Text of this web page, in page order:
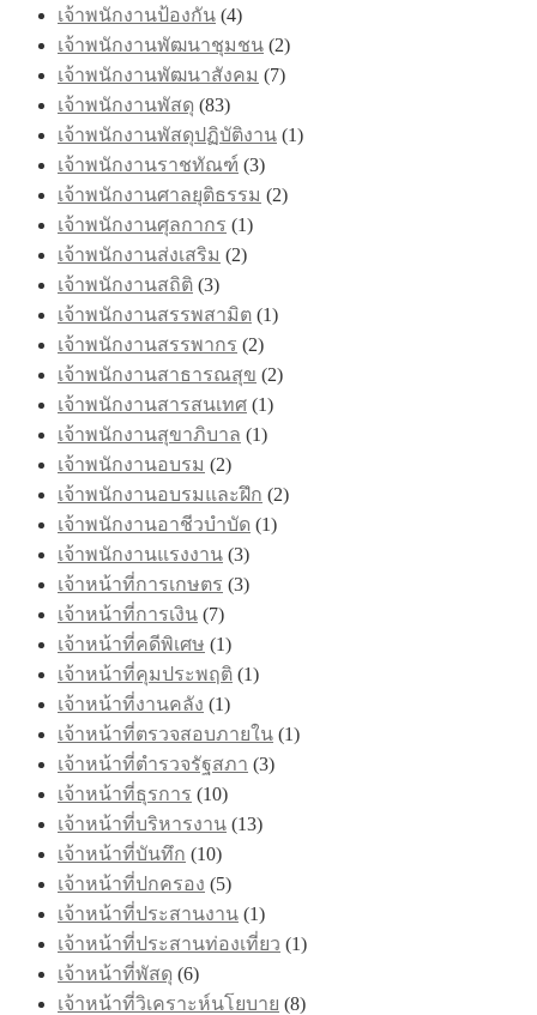
เจ้าพนักงานป้องกัน (4)
เจ้าพนักงานพัฒนาชุมชน (2)
เจ้าพนักงานพัฒนาสังคม (7)
เจ้าพนักงานพัสดุ (83)
เจ้าพนักงานพัสดุปฏิบัติงาน (1)
เจ้าพนักงานราชทัณฑ์ (3)
เจ้าพนักงานศาลยุติธรรม (2)
เจ้าพนักงานศุลกากร (1)
เจ้าพนักงานส่งเสริม (2)
เจ้าพนักงานสถิติ (3)
เจ้าพนักงานสรรพสามิต (1)
เจ้าพนักงานสรรพากร (2)
เจ้าพนักงานสาธารณสุข (2)
เจ้าพนักงานสารสนเทศ (1)
เจ้าพนักงานสุขาภิบาล (1)
เจ้าพนักงานอบรม (2)
เจ้าพนักงานอบรมและฝึก (2)
เจ้าพนักงานอาชีวบำบัด (1)
เจ้าพนักงานแรงงาน (3)
เจ้าหน้าที่การเกษตร (3)
เจ้าหน้าที่การเงิน (7)
เจ้าหน้าที่คดีพิเศษ (1)
เจ้าหน้าที่คุมประพฤติ (1)
เจ้าหน้าที่งานคลัง (1)
เจ้าหน้าที่ตรวจสอบภายใน (1)
เจ้าหน้าที่ตำรวจรัฐสภา (3)
เจ้าหน้าที่ธุรการ (10)
เจ้าหน้าที่บริหารงาน (13)
เจ้าหน้าที่บันทึก (10)
เจ้าหน้าที่ปกครอง (5)
เจ้าหน้าที่ประสานงาน (1)
เจ้าหน้าที่ประสานท่องเที่ยว (1)
เจ้าหน้าที่พัสดุ (6)
เจ้าหน้าที่วิเคราะห์นโยบาย (8)